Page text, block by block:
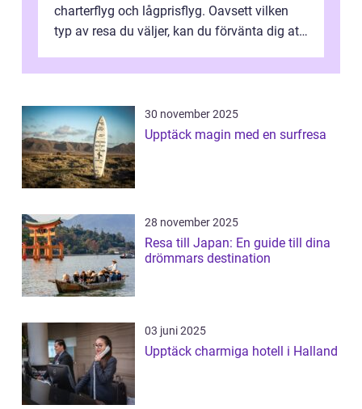
charterflyg och lågprisflyg. Oavsett vilken
typ av resa du väljer, kan du förvänta dig att
30 november 2025
Upptäck magin med en surfresa
28 november 2025
Resa till Japan: En guide till dina
drömmars destination
03 juni 2025
Upptäck charmiga hotell i Halland